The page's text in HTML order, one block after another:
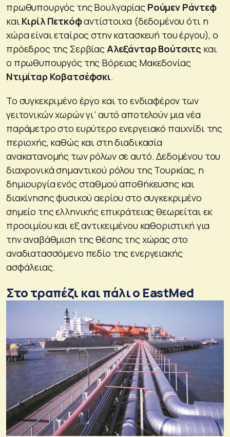
πρωθυπουργός της Βουλγαρίας Ρούμεν Ράντεφ
και Κιρίλ Πετκόφαντίστοιχα (δεδομένου ότι η
χώρα είναι εταίρος στην κατασκευή του έργου), ο
πρόεδρος της Σερβίας Αλεξάνταρ Βούτσιτς και
ο πρωθυπουργός της Βόρειας Μακεδονίας
Ντιμίταρ Κοβατσέφσκι.
Το συγκεκριμένο έργο και το ενδιαφέρον των
γειτονικών χωρών γι’ αυτό αποτελούν μια νέα
παράμετρο στο ευρύτερο ενεργειακό παιχνίδι της
περιοχής, καθώς και στη διαδικασία
ανακατανομής των ρόλων σε αυτό. Δεδομένου του
διαχρονικά σημαντικού ρόλου της Τουρκίας, η
δημιουργία ενός σταθμού αποθήκευσης και
διακίνησης φυσικού αερίου στο συγκεκριμένο
σημείο της ελληνικής επικράτειας θεωρείται εκ
προοιμίου και εξ αντικειμένου καθοριστική για
την αναβάθμιση της θέσης της χώρας στο
αναδιατασσόμενο πεδίο της ενεργειακής
ασφάλειας.
Στο τραπέζι και πάλι ο EastMed